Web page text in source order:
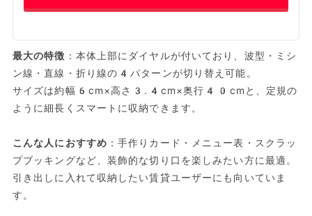
最大の特徴 ：本体上部にダイヤルが付いており、波型・ミシ
ン線・直線・折り線の4パターンが切り替え可能。
サイズは約幅6cm×高さ3.4cm×奥行40cmと、定規の
ように細長くスマートに収納できます。
こんな人におすすめ ：手作りカード・メニュー表・スクラッ
プブッキングなど、装飾的な切り口を楽しみたい方に最適。
引き出しに入れて収納したい賃貸ユーザーにも向いていま
す。